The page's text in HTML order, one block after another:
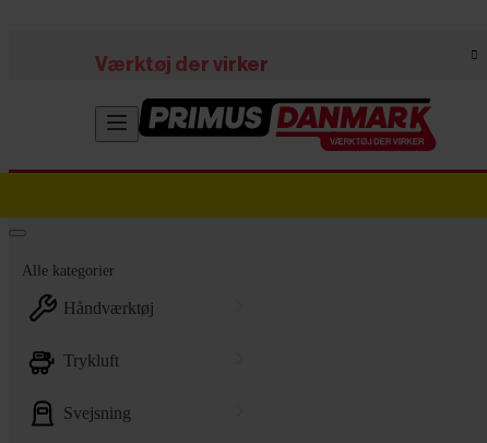
Værktøj der virker
Alle kategorier
håndværktøj
trykluft
svejsning